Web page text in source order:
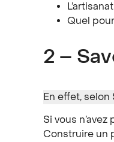
Quel
2 –
En effet, selon
Si vous
Construire un